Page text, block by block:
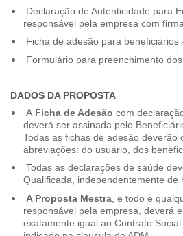
Declaração de Autenticidade para
responsável pela empresa com
Ficha de adesão para beneficiários
Formulário para preenchimento
DADOS DA PROPOSTA
A Ficha de Adesão com
deverá ser assinada pelo
Todas as fichas de adesão
abreviações: do usuário, dos
Todas as declarações de saúde
Qualificada, independentemente
A Proposta Mestra, e todo e
responsável pela empresa, deverá
exatamente igual ao Contrato